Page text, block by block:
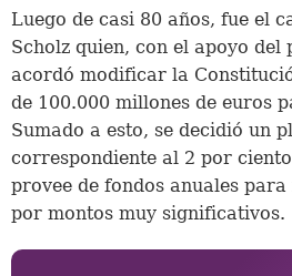
Luego de casi 80 años, fue el
Scholz quien, con el apoyo del
acordó modificar la
de 100.000 millones de euros
Sumado a esto, se decidió un
correspondiente al 2 por
provee de fondos anuales
por montos muy significativos.